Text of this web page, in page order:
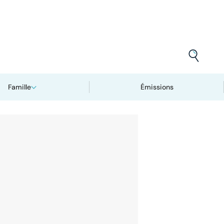
Famille Émissions